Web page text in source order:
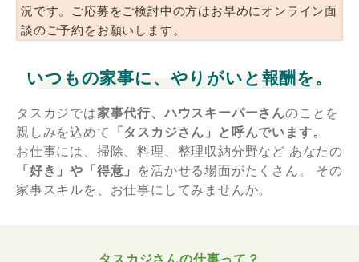
況です。ご応募をご検討中の方はお早めにオンライン面
談のご予約をお願いします。
いつもの家事に、やりがいと報酬を。
タスカジでは家事代行、ハウスキーパーさんのことを
親しみを込めて
「タスカジさん」と呼んでいます。
お仕事には、掃除、料理、整理収納分野など あなたの
「好き」や「得意」
を活かせる場面がたくさん。
その
家事スキルを、お仕事にしてみませんか。